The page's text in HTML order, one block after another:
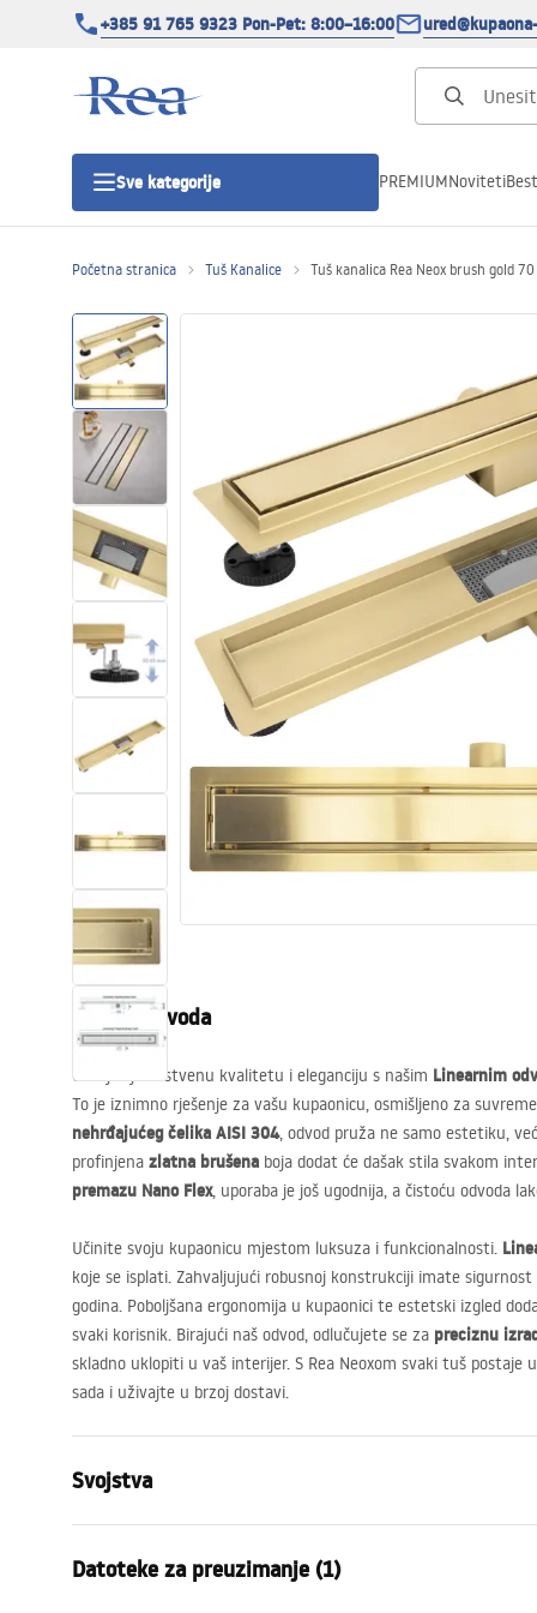
+385 91 765 9323 Pon-Pet: 8:00–16:00
Sve kategorije
Tuš vrata
Tuš kade
Tuš Kanalice
WC školjke
Umivaonici
Kade i paravani
Miješalice, pipe, slavine
Tuševi
Kuhinja
PREMIUMNoviteti
Početna stranica Tuš Kanalice Tuš kanalica Rea Neox brush gold 70
Opis proizvoda
Otkrijte jedinstvenu kvalitetu i eleganciju s našim Linearnim
To je iznimno rješenje za vašu kupaonicu, osmišljeno za
nehrđajućeg čelika AISI 304, odvod pruža ne samo estetiku,
profinjena zlatna brušena boja dodat će dašak stila svakom
premazu Nano Flex, uporaba je još ugodnija, a čistoću odvoda
Učinite svoju kupaonicu mjestom luksuza i funkcionalnosti.
koje se isplati. Zahvaljujući robusnoj konstrukciji imate
godina. Poboljšana ergonomija u kupaonici te estetski izgled
svaki korisnik. Birajući naš odvod, odlučujete se za preciznu
skladno uklopiti u vaš interijer. S Rea Neoxom svaki tuš postaje
sada i uživajte u brzoj dostavi.
Svojstva
Tip sifona
Datoteke za preuzimanje (1)